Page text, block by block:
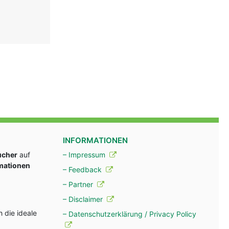
auf
die ideale
INFORMATIONEN
– Impressum
– Feedback
– Partner
– Disclaimer
– Datenschutzerklärung / Privacy Policy